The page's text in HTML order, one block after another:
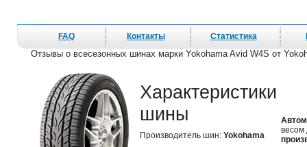
FAQ Контакты Статистика
Отзывы о всесезонных шинах марки Yokohama Avid W4S от
Характеристики
шины
Производитель шин: Yokohama
весом